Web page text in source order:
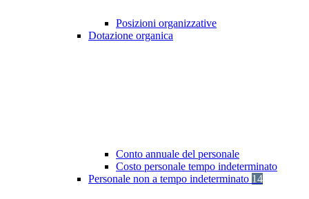
Posizioni organizzative
Dotazione organica
Conto annuale del personale
Costo personale tempo indeterminato
Personale non a tempo indeterminato 14